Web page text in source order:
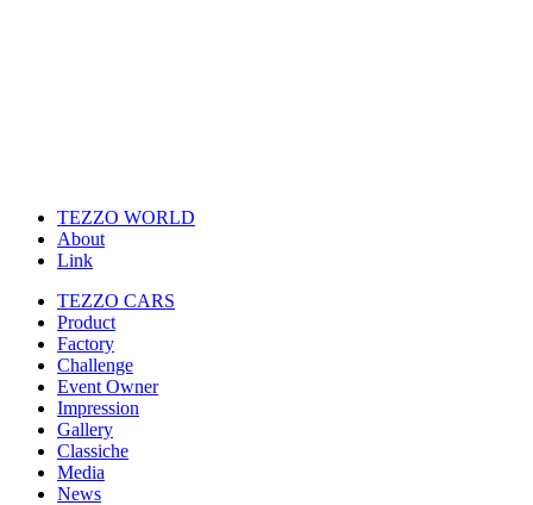
TEZZO WORLD
About
Link
TEZZO CARS
Product
Factory
Challenge
Event Owner
Impression
Gallery
Classiche
Media
News